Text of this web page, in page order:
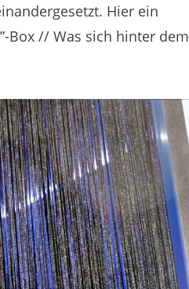
Hier ein
Box // Was sich hinter dem